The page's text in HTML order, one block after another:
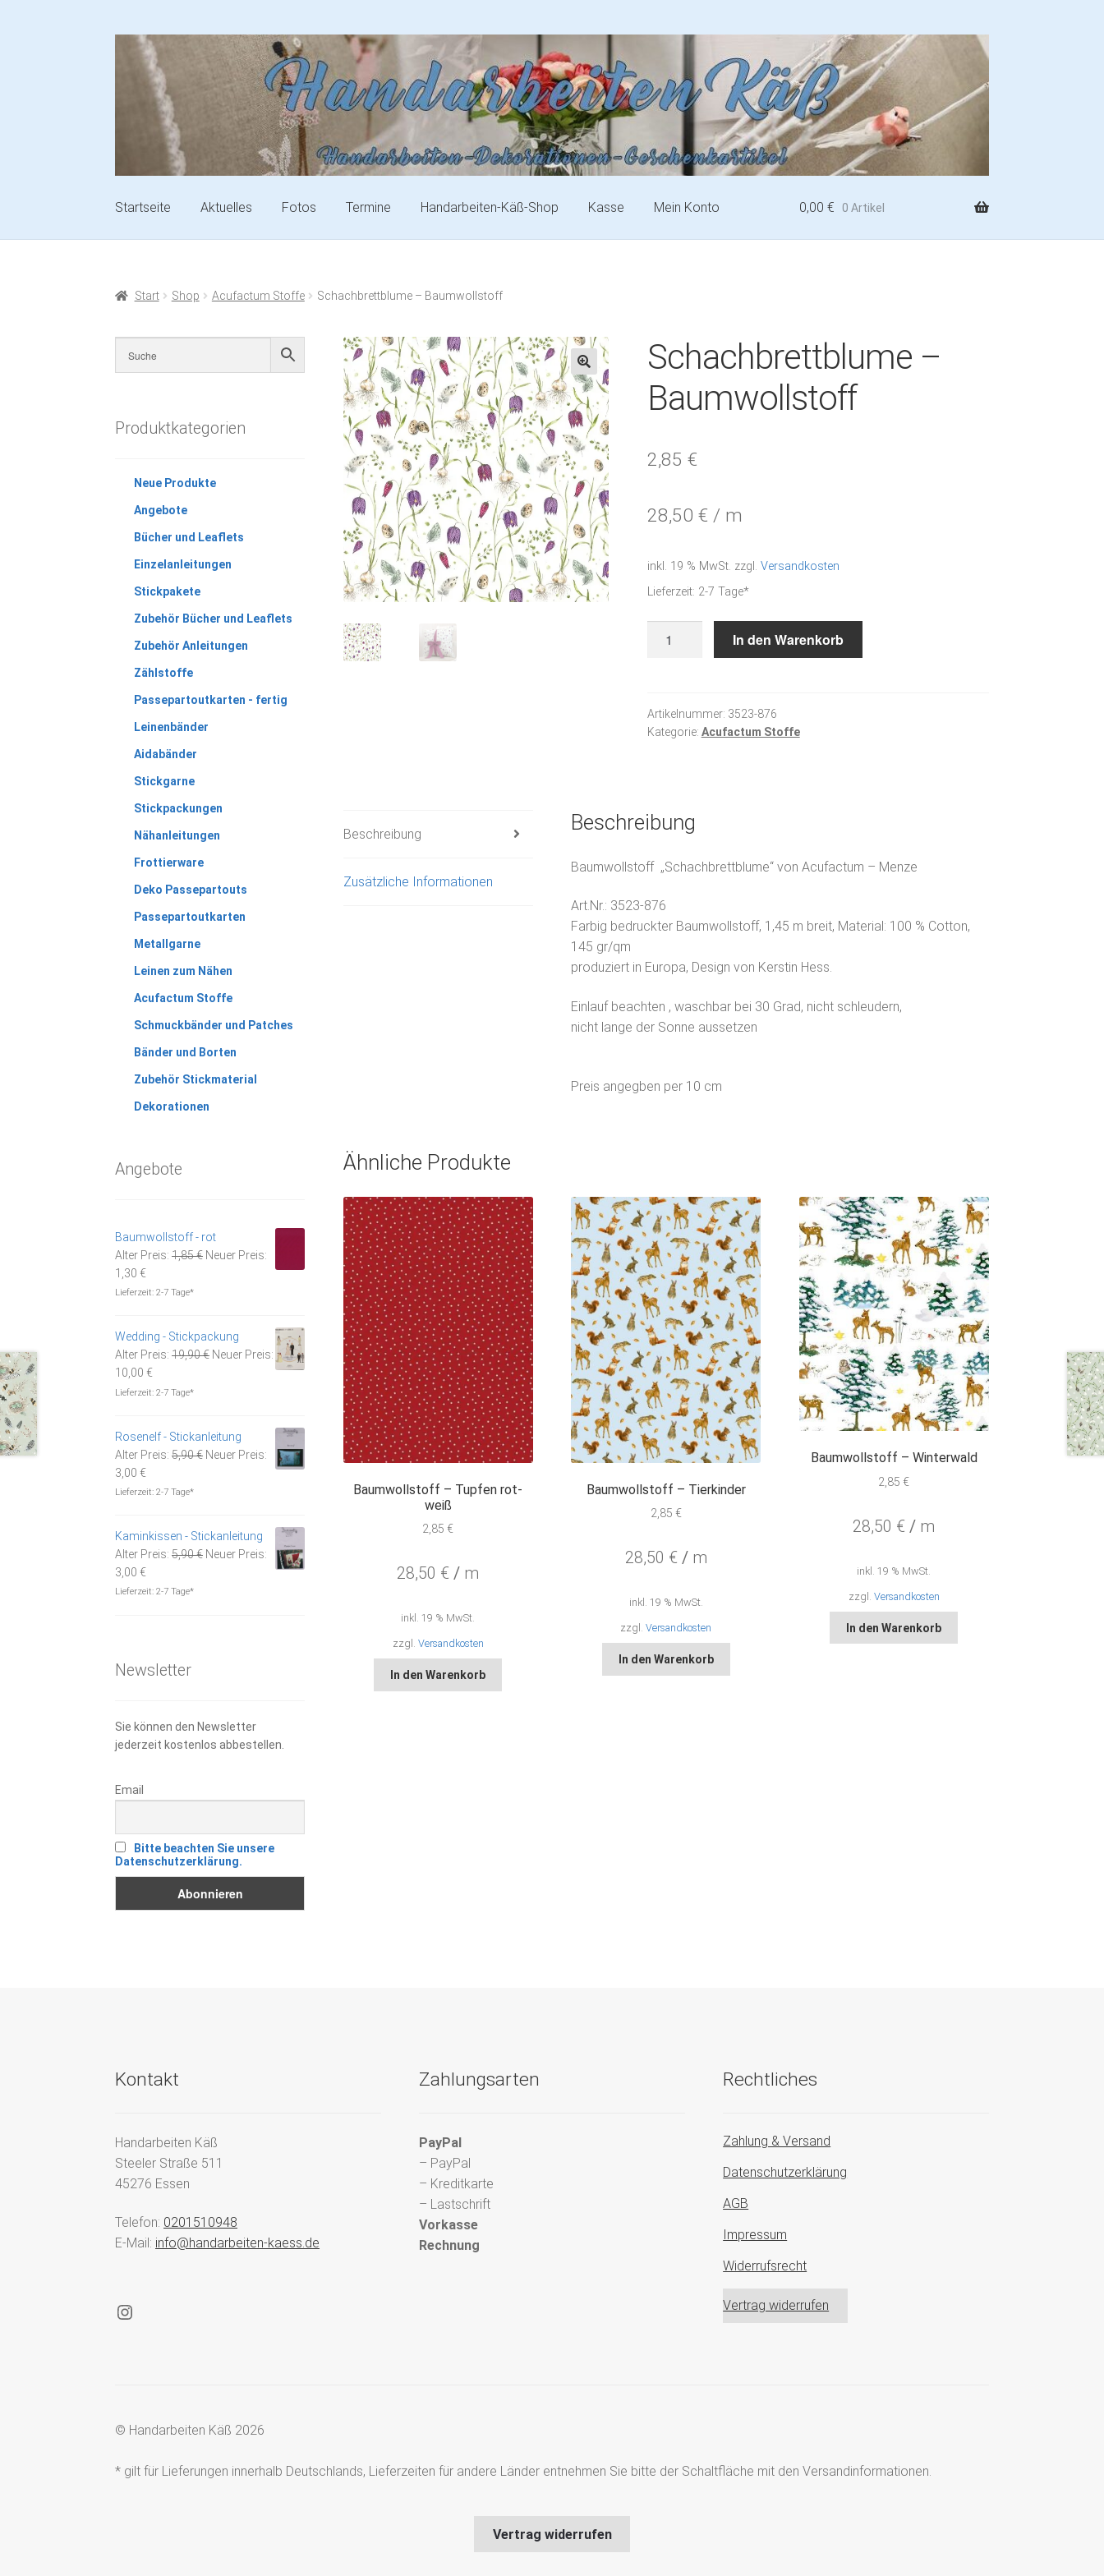
Startseite Aktuelles Fotos Termine Handarbeiten-Käß-Shop Kasse Mein Konto 0,00 € 0 Artikel
Start Shop Acufactum Stoffe Schachbrettblume – Baumwollstoff
🔍
Schachbrettblume –
Baumwollstoff
2,85 €
28,50 € / m
inkl. 19 % MwSt. zzgl. Versandkosten
Lieferzeit: 2-7 Tage*
In den Warenkorb
Artikelnummer: 3523-876
Kategorie: Acufactum Stoffe
Beschreibung
Zusätzliche Informationen
Beschreibung
Baumwollstoff „Schachbrettblume“ von Acufactum – Menze
Art.Nr.: 3523-876
Farbig bedruckter Baumwollstoff, 1,45 m breit, Material: 100 % Cotton,
145 gr/qm
produziert in Europa, Design von Kerstin Hess.
Einlauf beachten , waschbar bei 30 Grad, nicht schleudern,
nicht lange der Sonne aussetzen
Preis angegben per 10 cm
Ähnliche Produkte
Baumwollstoff – Tupfen rot-
weiß
2,85 €
28,50 € / m
inkl. 19 % MwSt.
zzgl. Versandkosten
In den Warenkorb
Baumwollstoff – Tierkinder
2,85 €
28,50 € / m
inkl. 19 % MwSt.
zzgl.Versandkosten
In den Warenkorb
Baumwollstoff – Winterwald
2,85 €
28,50 € / m
inkl. 19 % MwSt.
zzgl. Versandkosten
In den Warenkorb
Produktkategorien
Neue Produkte
Angebote
Bücher und Leaflets
Einzelanleitungen
Stickpakete
Zubehör Bücher und Leaflets
Zubehör Anleitungen
Zählstoffe
Passepartoutkarten - fertig
Leinenbänder
Aidabänder
Stickgarne
Stickpackungen
Nähanleitungen
Frottierware
Deko Passepartouts
Passepartoutkarten
Metallgarne
Leinen zum Nähen
Acufactum Stoffe
Schmuckbänder und Patches
Bänder und Borten
Zubehör Stickmaterial
Dekorationen
Angebote
Baumwollstoff - rot
Alter Preis: 1,85€ Ursprünglicher
Neuer Preis:
1,30 €Aktueller
Preis
Lieferzeit:2-7 Tage*
Wedding - Stickpackung
Alter Preis: 19,90€ Ursprünglicher
Neuer Preis:
10,00 €Aktueller
Preis
Lieferzeit:2-7 Tage*
Rosenelf - Stickanleitung
Alter Preis: 5,90€ Ursprünglicher
Neuer Preis:
3,00 €Aktueller
Preis
Lieferzeit:2-7 Tage*
Kaminkissen - Stickanleitung
Alter Preis: 5,90€ Ursprünglicher
Neuer Preis:
3,00 €Aktueller
Preis
Lieferzeit:2-7 Tage*
Newsletter
Sie können den Newsletter
jederzeit kostenlos abbestellen.
Email
Bitte beachten Sie unsere
Datenschutzerklärung.
Kontakt
Handarbeiten Käß
Steeler Straße 511
45276 Essen
Telefon: 0201510948
E-Mail: info@handarbeiten-kaess.de
Instagram
Zahlungsarten
PayPal
– PayPal
– Kreditkarte
– Lastschrift
Vorkasse
Rechnung
Rechtliches
Zahlung & Versand
Datenschutzerklärung
AGB
Impressum
Widerrufsrecht
Vertrag widerrufen
© Handarbeiten Käß 2026
* gilt für Lieferungen innerhalb Deutschlands, Lieferzeiten für andere Länder entnehmen Sie bitte der Schaltfläche mit den Versandinformationen.
Vertrag widerrufen